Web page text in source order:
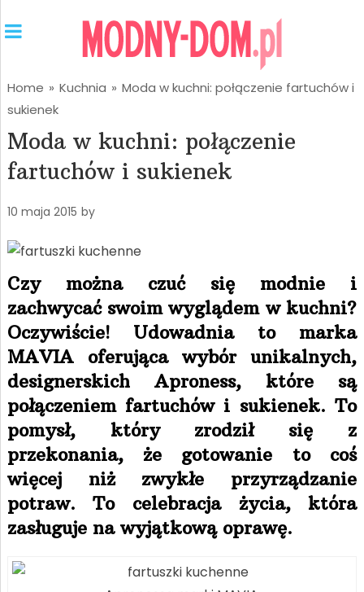
Home » Kuchnia » Moda w kuchni: połączenie fartuchów i
sukienek
Moda w kuchni: połączenie
fartuchów i sukienek
10 maja 2015 by
Czy można czuć się modnie i
zachwycać swoim wyglądem w kuchni?
Oczywiście! Udowadnia to marka
MAVIA oferująca wybór unikalnych,
designerskich Aproness, które są
połączeniem fartuchów i sukienek. To
pomysł, który zrodził się z
przekonania, że gotowanie to coś
więcej niż zwykłe przyrządzanie
potraw. To celebracja życia, która
zasługuje na wyjątkową oprawę.